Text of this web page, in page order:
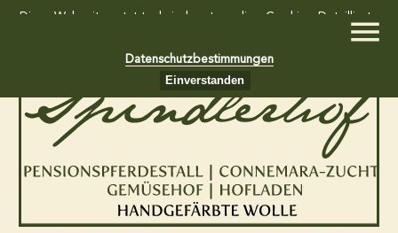
Home
Gemüsekiste und Südfruchtkiste
Diese Webseite setzt technisch notwendige Cookies. Detaillierte
Datenschutzbestimmungen
Einverstanden